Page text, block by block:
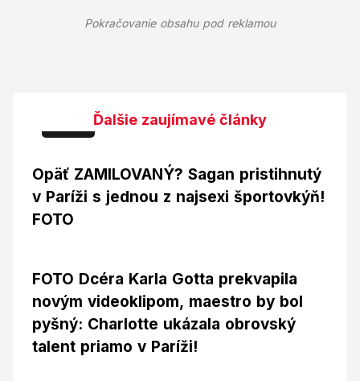
Pokračovanie obsahu pod reklamou
Ďalšie zaujímavé články
Opäť ZAMILOVANÝ? Sagan pristihnutý
v Paríži s jednou z najsexi športovkýň!
FOTO
FOTO Dcéra Karla Gotta prekvapila
novým videoklipom, maestro by bol
pyšný: Charlotte ukázala obrovský
talent priamo v Paríži!